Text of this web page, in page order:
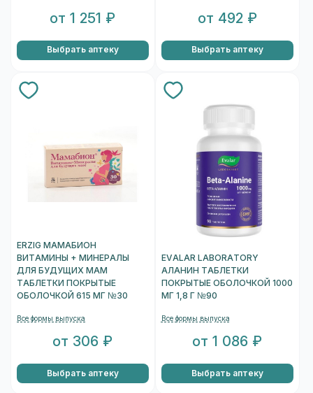
от 1 251 ₽
Выбрать аптеку
от 492 ₽
Выбрать аптеку
ERZIG МАМАБИОН
ВИТАМИНЫ + МИНЕРАЛЫ
ДЛЯ БУДУЩИХ МАМ
ТАБЛЕТКИ ПОКРЫТЫЕ
ОБОЛОЧКОЙ 615 МГ №30
Все формы выпуска
от 306 ₽
Выбрать аптеку
EVALAR LABORATORY
АЛАНИН ТАБЛЕТКИ
ПОКРЫТЫЕ ОБОЛОЧКОЙ 1000
МГ 1,8 Г №90
Все формы выпуска
от 1 086 ₽
Выбрать аптеку